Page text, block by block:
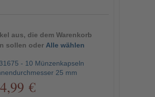
aus, die dem Warenkorb
sollen oder Alle wählen
- 10 Münzenkapseln
25 mm
4,99 €